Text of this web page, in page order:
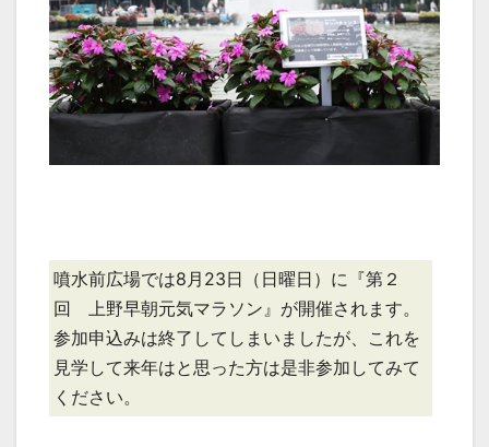
噴水前広場では8月23日（日曜日）に『第２
回 上野早朝元気マラソン』が開催されます。
参加申込みは終了してしまいましたが、これを
見学して来年はと思った方は是非参加してみて
ください。